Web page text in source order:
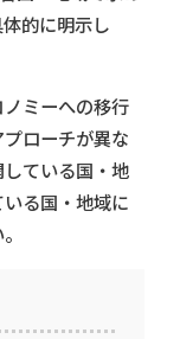
的に明示し
ミーへの移行
ローチが異な
ている国・地
る国・地域に